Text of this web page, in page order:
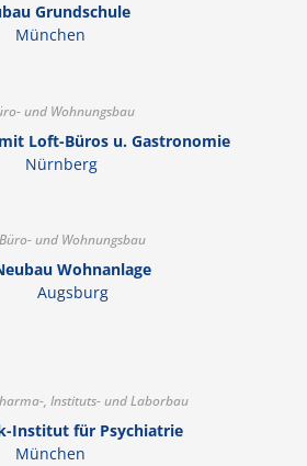
Grundschule
München
und Wohnungsbau
Loft-Büros u. Gastronomie
Nürnberg
Büro- und Wohnungsbau
Wohnanlage
Augsburg
, Instituts- und Laborbau
Institut für Psychiatrie
München